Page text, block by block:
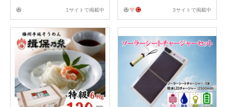
1サイトで掲載中
クト キャンプ 非常時 バッテ
3サイトで掲載中